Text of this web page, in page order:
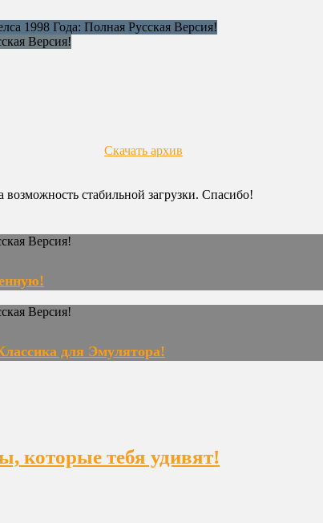
Скачать архив
стабильной загрузки. Спасибо!
для Эмулятора!
которые тебя удивят!